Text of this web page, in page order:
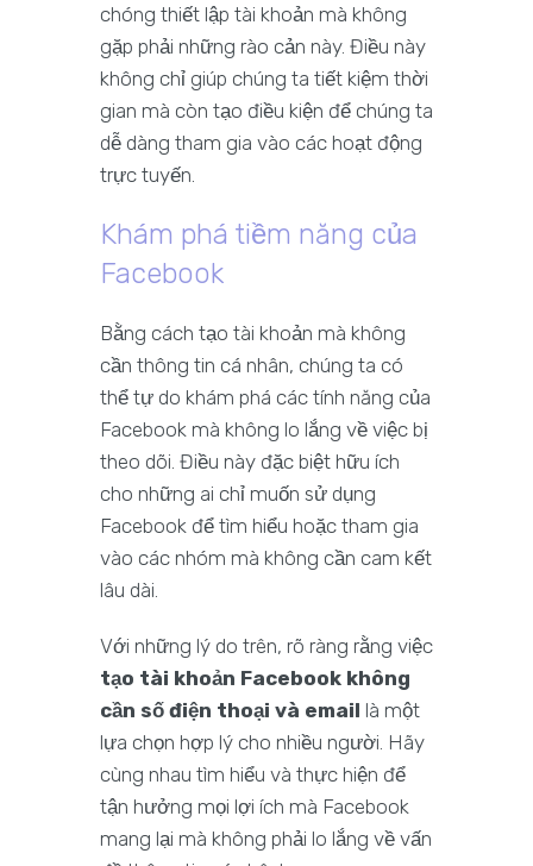
chóng thiết lập tài khoản mà không
gặp phải những rào cản này. Điều này
không chỉ giúp chúng ta tiết kiệm thời
gian mà còn tạo điều kiện để chúng ta
dễ dàng tham gia vào các hoạt động
trực tuyến.
Khám phá tiềm năng của
Facebook
Bằng cách tạo tài khoản mà không
cần thông tin cá nhân, chúng ta có
thể tự do khám phá các tính năng của
Facebook mà không lo lắng về việc bị
theo dõi. Điều này đặc biệt hữu ích
cho những ai chỉ muốn sử dụng
Facebook để tìm hiểu hoặc tham gia
vào các nhóm mà không cần cam kết
lâu dài.
Với những lý do trên, rõ ràng rằng việc
tạo tài khoản Facebook không
cần số điện thoại và email là một
lựa chọn hợp lý cho nhiều người. Hãy
cùng nhau tìm hiểu và thực hiện để
tận hưởng mọi lợi ích mà Facebook
mang lại mà không phải lo lắng về vấn